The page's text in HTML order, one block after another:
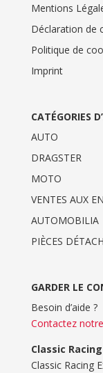
Mentions
Déclaration de
Politique de
Imprint
CATÉGORIES
AUTO
DRAGSTER
MOTO
VENTES AUX
AUTOMOBILIA
PIÈCES
GARDER LE
Besoin d’aide ?
Contactez
Classic
Classic Racing